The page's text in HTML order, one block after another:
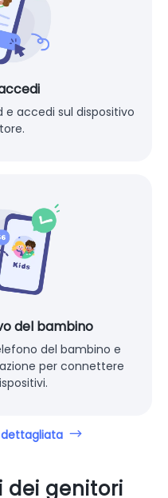
e accedi sul dispositivo
del bambino
del bambino e
per connettere
dettagliata
dei genitori